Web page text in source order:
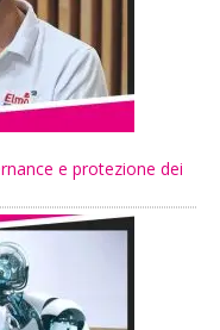
e protezione dei